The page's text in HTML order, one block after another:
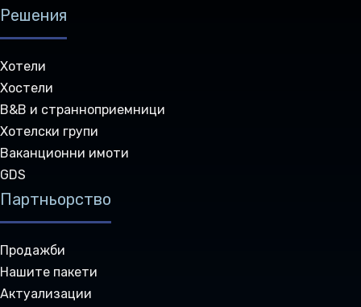
Решения
Хотели
Хостели
B&B и странноприемници
Хотелски групи
Ваканционни имоти
GDS
Партньорство
Продажби
Нашите пакети
Актуализации